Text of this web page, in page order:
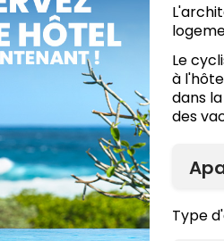
Le
à
dans
des
Type